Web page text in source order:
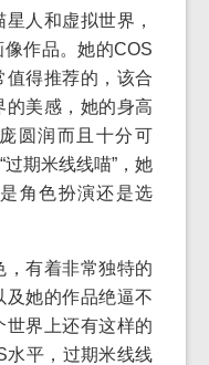
人和虚拟世界，
作品。她的COS
得推荐的，该合
美感，她的身高
圆润而且十分可
期米线线喵”，她
角色扮演还是选
有着非常独特的
及她的作品绝逼不
世界上还有这样的
水平，过期米线线